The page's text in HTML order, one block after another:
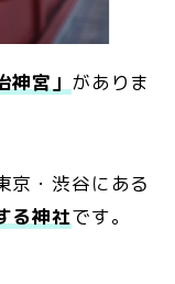
神宮」 がありま
京・渋谷にある
る神社です。